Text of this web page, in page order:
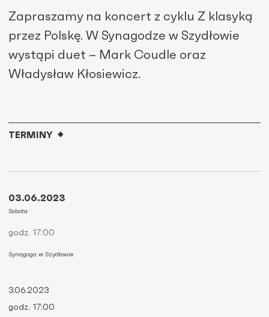
Zapraszamy na koncert z cyklu Z klasyką
przez Polskę. W Synagodze w Szydłowie
wystąpi duet – Mark Coudle oraz
Władysław Kłosiewicz.
3.06.2023
godz. 17:00
TERMINY
03.06.2023
Sobota
godz. 17:00
Synagoga w Szydłowie